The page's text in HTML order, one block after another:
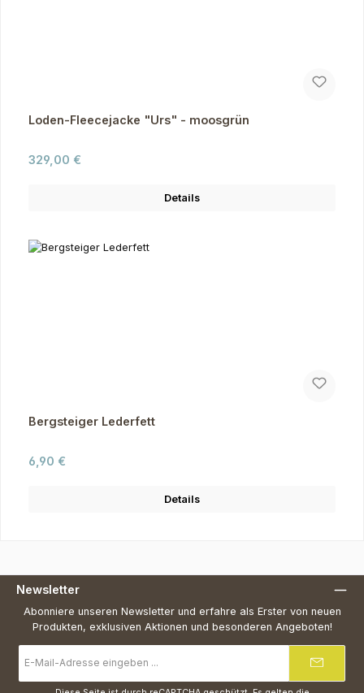
Loden-Fleecejacke "Urs" - moosgrün
Regulärer Preis:
329,00 €
Details
Bergsteiger Lederfett
Regulärer Preis:
6,90 €
Details
Newsletter
Abonniere unseren Newsletter und erfahre als Erster von neuen
Produkten, exklusiven Aktionen und besonderen Angeboten!
Mail-
Adresse